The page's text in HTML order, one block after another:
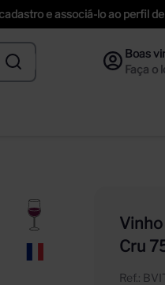
e associá-lo ao perfil
Cru
Ref. :